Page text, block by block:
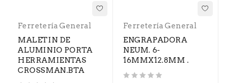
Ferretería General
MALETIN DE
ALUMINIO PORTA
HERRAMIENTAS
CROSSMAN.BTA
Ferretería General
ENGRAPADORA
NEUM. 6-
16MMX12.8MM .